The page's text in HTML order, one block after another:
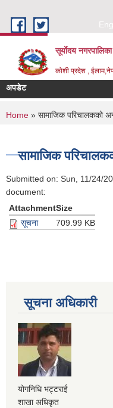
सूर्याेदय नगरपालिका
कोशी प्रदेश ,
अपडेट
You are here
Home » सामाजिक परिचालकको
सामाजिक
Submitted on: Sun, 11/24/
document:
AttachmentSize
सूचना
709.99 KB
सूचना अधिकारी
योगनिधि भट्टराई
शाखा अधिकृत